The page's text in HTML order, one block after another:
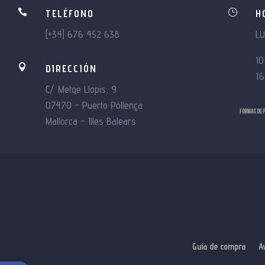

TELÉFONO
[+34] 676 452 638

DIRECCIÓN
C/. Metge Llopis, 9
07470 – Puerto Pollença
Mallorca – Illes Balears
}
Guía de compra